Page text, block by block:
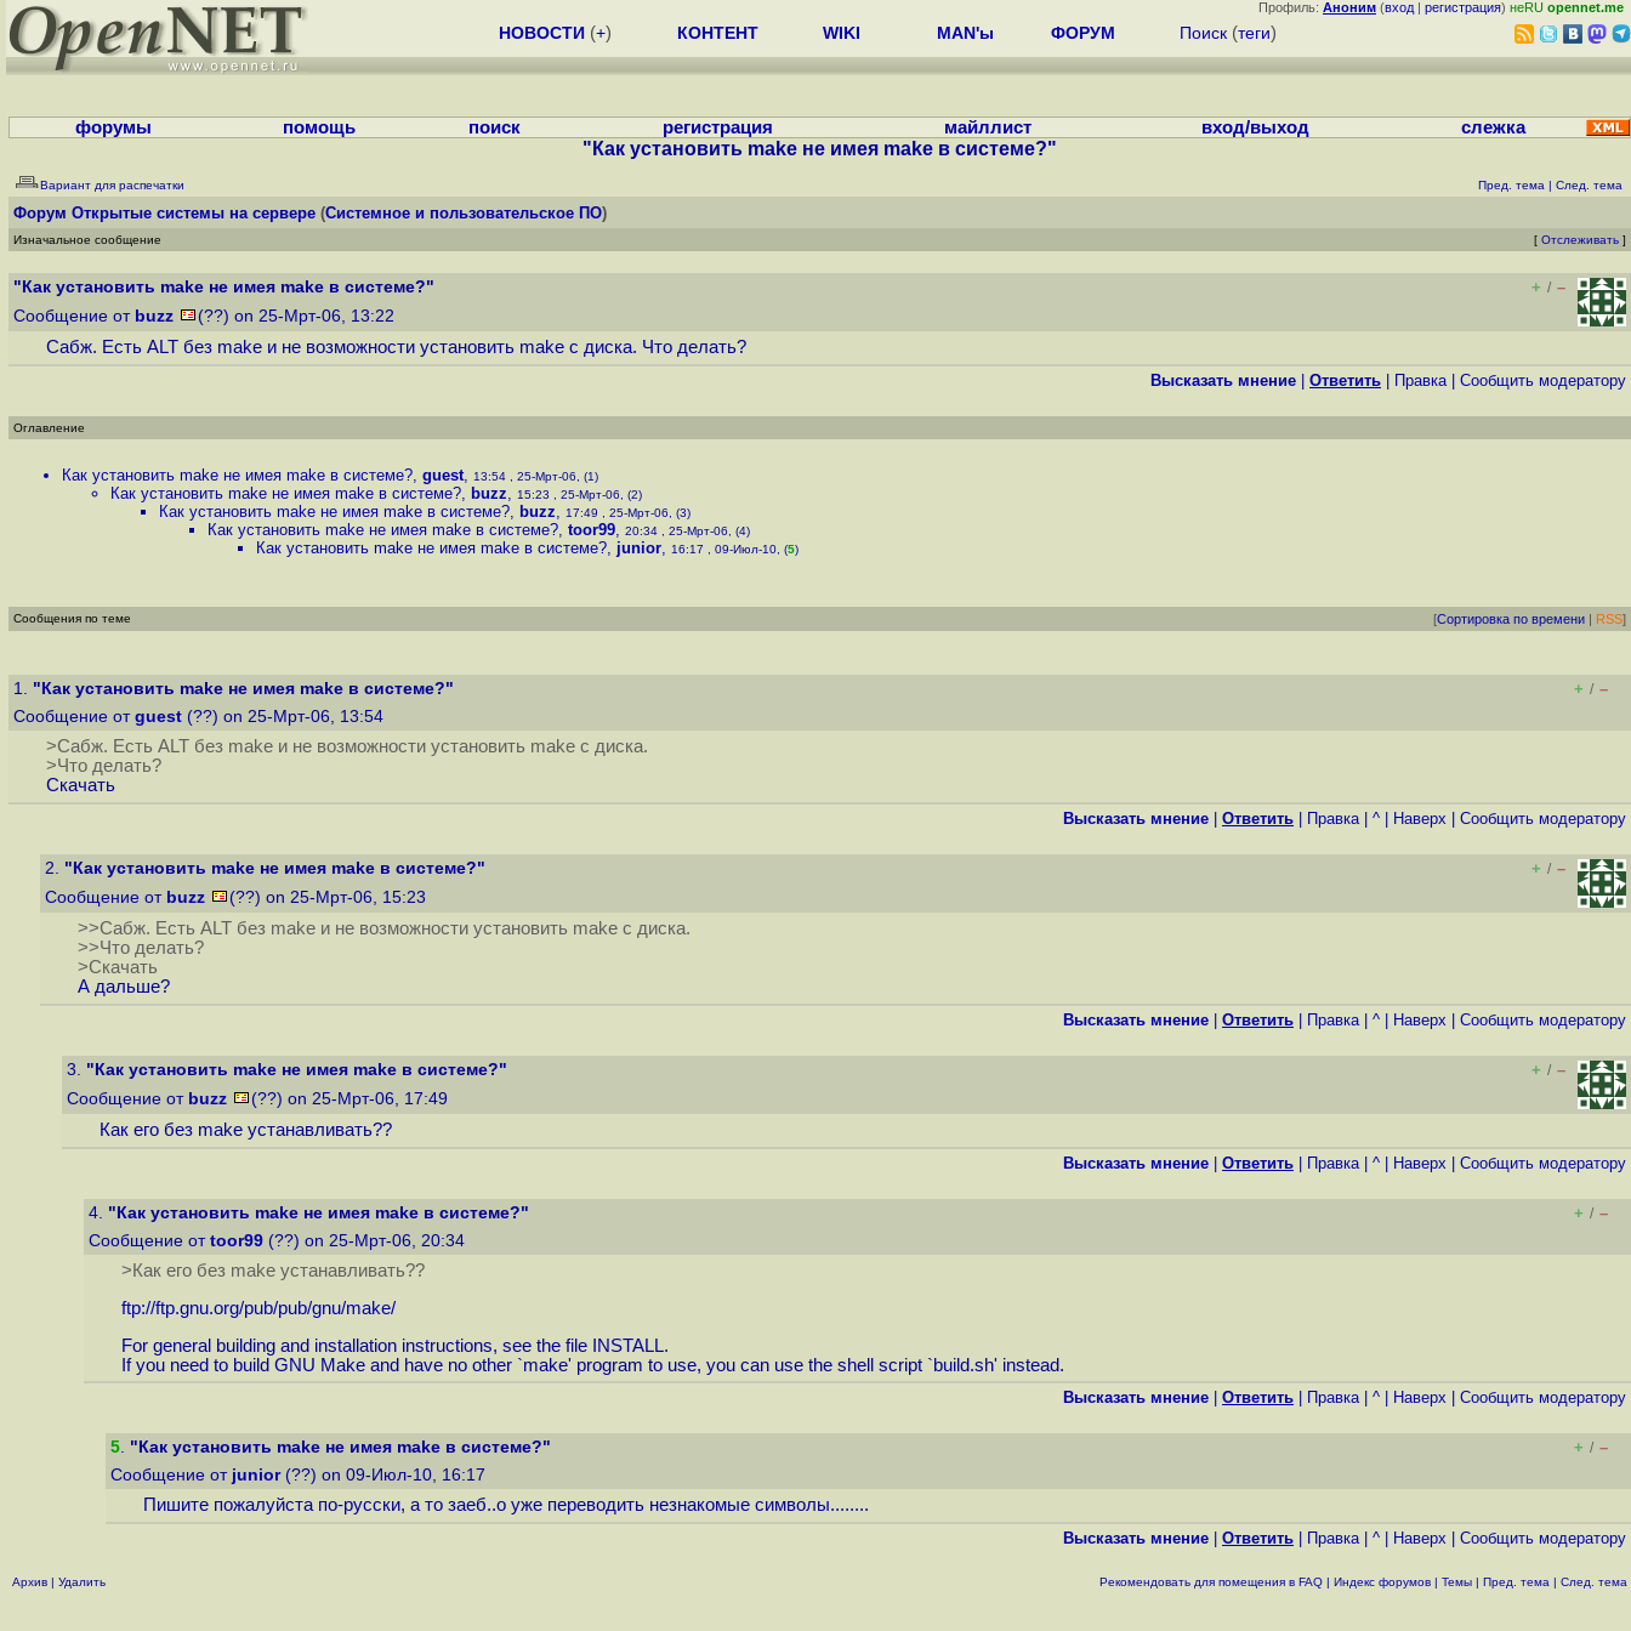
Профиль: Аноним (вход | регистрация) неRU opennet.me
НОВОСТИ (+) КОНТЕНТ WIKI MAN'ы ФОРУМ Поиск (теги)
форумы помощь поиск регистрация майллист вход/выход слежка
"Как установить make не имея make в системе?"
Вариант для распечатки Пред. тема | След. тема
Форум Открытые системы на сервере (Системное и пользовательское ПО)
Изначальное сообщение [ Отслеживать ]
"Как установить make не имея make в системе?" + / –
Сообщение от buzz (??) on 25-Мрт-06, 13:22
Сабж. Есть ALT без make и не возможности установить make с диска. Что делать?
Высказать мнение Ответить Правка| Cообщить модератору
Оглавление
Как установить make не имея make в системе?, guest, 13:54 , 25-Мрт-06, (1)
Как установить make не имея make в системе?, buzz, 15:23 , 25-Мрт-06, (2)
Как установить make не имея make в системе?, buzz, 17:49 , 25-Мрт-06, (3)
Как установить make не имея make в системе?, toor99, 20:34 , 25-Мрт-06, (4)
Как установить make не имея make в системе?, junior, 16:17 , 09-Июл-10, (5)
Сообщения по теме [Сортировка по времени | RSS]
1. "Как установить make не имея make в системе?" + / –
Сообщение от guest (??) on 25-Мрт-06, 13:54
>Сабж. Есть ALT без make и не возможности установить make с диска.
>Что делать?
Скачать
Высказать мнение Ответить Правка| ^ Наверх Cообщить модератору
2. "Как установить make не имея make в системе?" + / –
Сообщение от buzz (??) on 25-Мрт-06, 15:23
>>Сабж. Есть ALT без make и не возможности установить make с диска.
>>Что делать?
>Скачать
А дальше?
Высказать мнение Ответить Правка| ^ Наверх Cообщить модератору
3. "Как установить make не имея make в системе?" + / –
Сообщение от buzz (??) on 25-Мрт-06, 17:49
Как его без make устанавливать??
Высказать мнение Ответить Правка| ^ Наверх Cообщить модератору
4. "Как установить make не имея make в системе?" + / –
Сообщение от toor99 (??) on 25-Мрт-06, 20:34
>Как его без make устанавливать??
ftp://ftp.gnu.org/pub/pub/gnu/make/
For general building and installation instructions, see the file INSTALL.
If you need to build GNU Make and have no other `make' program to use, you can use the shell script `build.sh' instead.
Высказать мнение Ответить Правка| ^ Наверх Cообщить модератору
5. "Как установить make не имея make в системе?" + / –
Сообщение от junior(??) on 09-Июл-10, 16:17
Пишите пожалуйста по-русски, а то заеб..о уже переводить незнакомые символы........
Высказать мнение Ответить Правка| ^ Наверх Cообщить модератору
Архив | Удалить Рекомендовать для помещения в FAQ | Индекс форумов | Темы | Пред. тема | След. тема